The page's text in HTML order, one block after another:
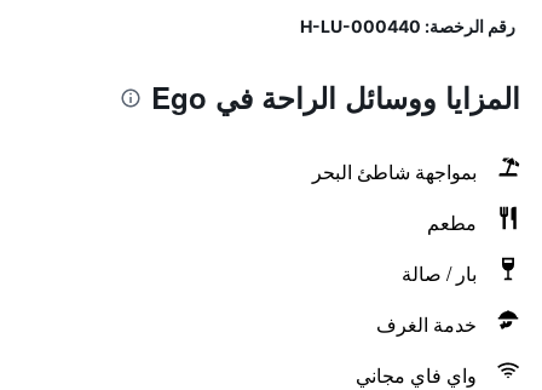
رقم الرخصة: H-LU-000440
المزايا ووسائل الراحة في Ego
بمواجهة شاطئ البحر
مطعم
بار / صالة
خدمة الغرف
واي فاي مجاني